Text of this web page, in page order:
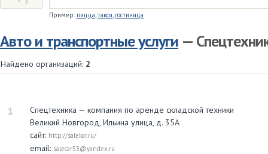
Пример: пицца,такси, гостиница
Авто и транспортные услуги —
Найдено организаций: 2
1
Спецтехника — компания по аренде складской техники
Великий Новгород, Ильина улица, д. 35А
сайт: http://salekar.ru/
email: salecar53@yandex.ru